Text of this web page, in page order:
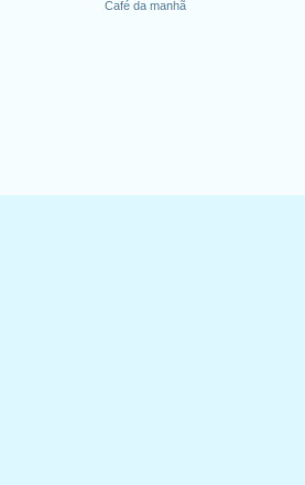
Café da manhã